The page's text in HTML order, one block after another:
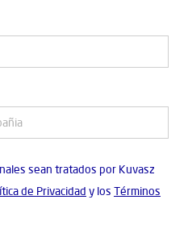
sean tratados por Kuvasz
de Privacidad y los Términos